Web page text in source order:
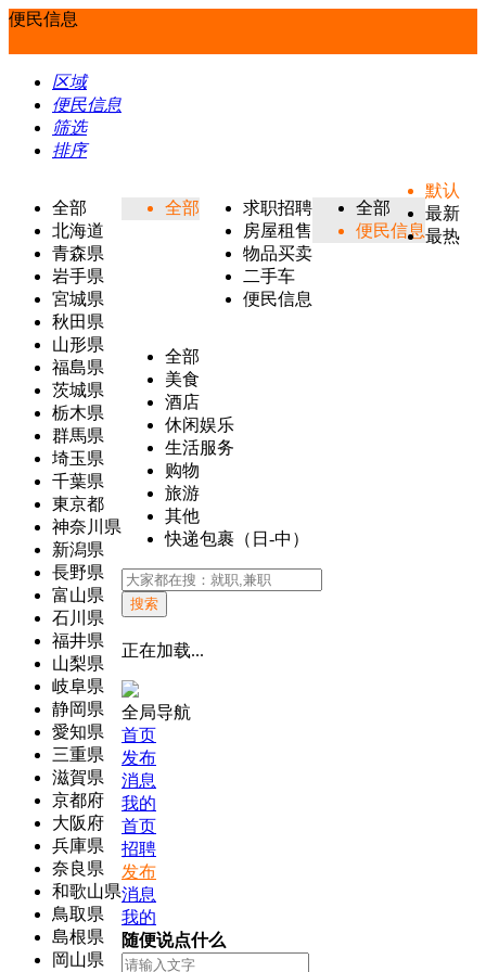
便民信息
区域
便民信息
筛选
排序
全部
北海道
青森県
岩手県
宮城県
秋田県
山形県
福島県
茨城県
栃木県
群馬県
埼玉県
千葉県
東京都
神奈川県
新潟県
長野県
富山県
石川県
福井県
山梨県
岐阜県
静岡県
愛知県
三重県
滋賀県
京都府
大阪府
兵庫県
奈良県
和歌山県
鳥取県
島根県
岡山県
全部
求职招聘
房屋租售
物品买卖
二手车
便民信息
全部
便民信息
全部
美食
酒店
休闲娱乐
生活服务
购物
旅游
其他
快递包裹（日-中）
默认
最新
最热
搜索
正在加载...
全局导航
首页
发布
消息
我的
首页
招聘
发布
消息
我的
随便说点什么